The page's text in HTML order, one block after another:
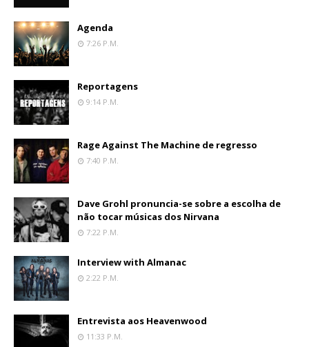
Agenda
7:26 P.m.
Reportagens
9:14 P.m.
Rage Against The Machine de regresso
7:40 P.m.
Dave Grohl pronuncia-se sobre a escolha de
não tocar músicas dos Nirvana
7:22 P.m.
Interview with Almanac
2:22 P.m.
Entrevista aos Heavenwood
11:33 P.m.